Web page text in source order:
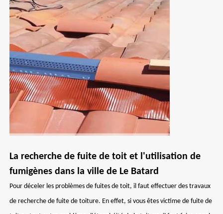
La recherche de fuite de toit et l'utilisation de
fumigènes dans la ville de Le Batard
Pour déceler les problèmes de fuites de toit, il faut effectuer des travaux
de recherche de fuite de toiture. En effet, si vous êtes victime de fuite de